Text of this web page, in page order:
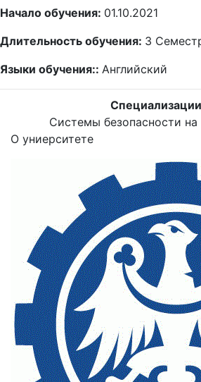
Начало обучения: 01.10.2021
Длительность обучения: 3
Языки обучения:: Английский
Системы безопасности на
О униерситете